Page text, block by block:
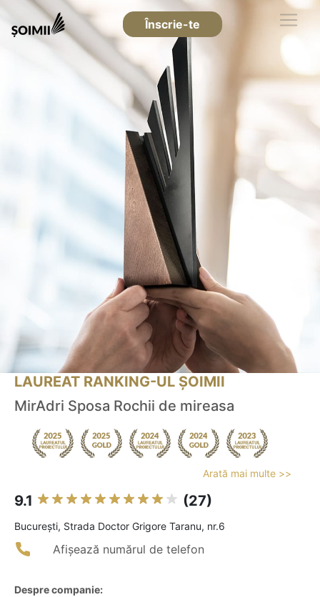
Înscrie-te
LAUREAT RANKING-UL ȘOIMII
MirAdri Sposa Rochii de mireasa
Arată mai multe >>
9.1 (27)
Bucureşti, Strada Doctor Grigore Taranu, nr.6
Afișează numărul de telefon
Despre companie: